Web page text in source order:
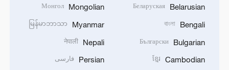
Belarusian
Беларуская
Bengali
বাংলা
Bulgarian
Български
Cambodian
ខ្មែរ
Mongolian
Монгол
Myanmar
မြန်မာဘာသာ
Nepali
नेपाली
Persian فارسی